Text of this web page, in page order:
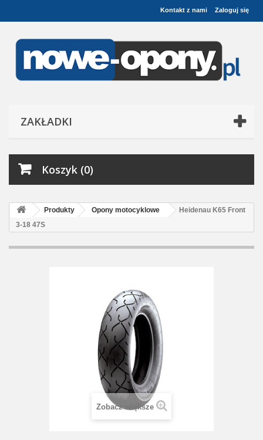
Zaloguj się
Kontakt z nami
ZAKŁADKI
Koszyk (0)
Produkty Opony motocyklowe
Heidenau K65 Front
3-18 47S
Zobacz większe